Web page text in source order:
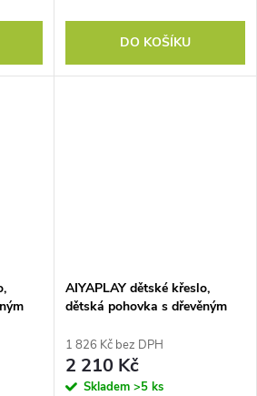
DO KOŠÍKU
let
AIYAPLAY dětské křeslo,
dětská pohovka s dřevěným
čalouněné, pro děti od 3–15 let
šedé
1 826 Kč bez DPH
2 210 Kč
Skladem >5 ks